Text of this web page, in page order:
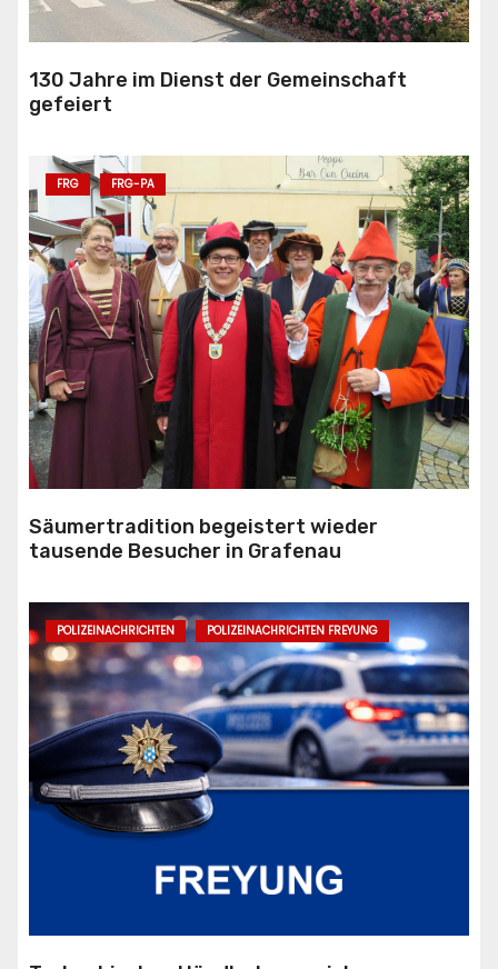
130 Jahre im Dienst der Gemeinschaft
gefeiert
FRG FRG-PA
Säumertradition begeistert wieder
tausende Besucher in Grafenau
POLIZEINACHRICHTEN POLIZEINACHRICHTEN FREYUNG